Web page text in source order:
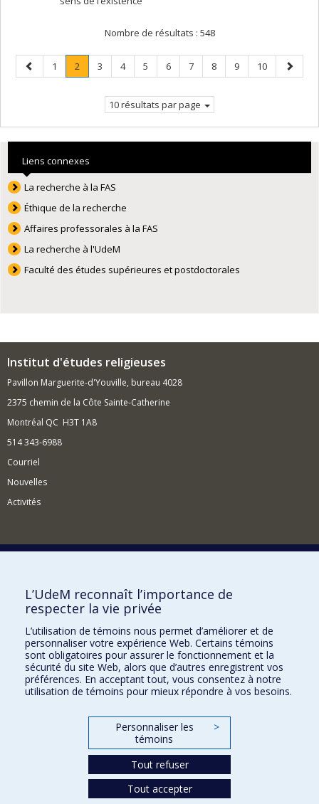
Nombre de résultats : 548
Page
précédente
Page
1 Page
2
Page
Page
3 Page
4 Page
5 Page
6 Page
7 Page
8 Page
9 Page
10
Page
10 résultats par page
Liens connexes
La recherche à la FAS
Éthique de la recherche
Affaires professorales à la FAS
La recherche à l'UdeM
Faculté des études supérieures et postdoctorales
Institut d'études religieuses
Pavillon Marguerite-d'Youville, bureau 4028
2375 chemin de la Côte Sainte-Catherine
Montréal QC H3T 1A8
514 343-6988
Courriel
Nouvelles
Activités
Comment soutenir l'Institut?
BESOIN D'AIDE?
Plan du site
Signaler une erreur
Accessibilité
FACULTÉ DES ARTS ET DES SCIENCES
Nos départements et écoles
L’UdeM reconnaît l’importance de
respecter la vie privée
L’utilisation de témoins nous permet d’améliorer et de
personnaliser votre expérience Web. Certains témoins
sont obligatoires pour assurer le fonctionnement et la
sécurité du site Web, alors que d’autres enregistrent vos
préférences. En acceptant tout, vous consentez à notre
utilisation de témoins pour mieux répondre à vos besoins.
Personnaliser les
témoins
>
Tout refuser
Tout accepter